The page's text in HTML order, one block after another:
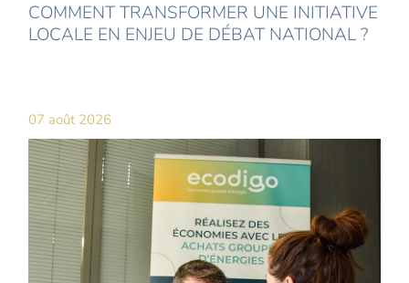
COMMENT TRANSFORMER UNE INITIATIVE
LOCALE EN ENJEU DE DÉBAT NATIONAL ?
07 août 2026